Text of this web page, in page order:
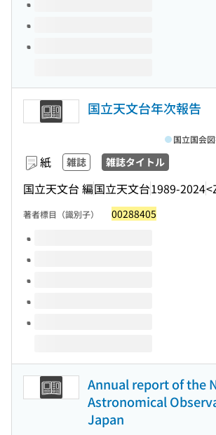
国立天文台年次報告
紙 雑誌 雑誌タイトル
国立天文台 編国立天文台1989-2024
国立国会
著者標目（識別子） 00288405
このタイトルの巻号
Annual report of the
Astronomical
Japan